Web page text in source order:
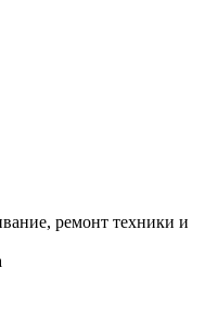
ремонт техники и